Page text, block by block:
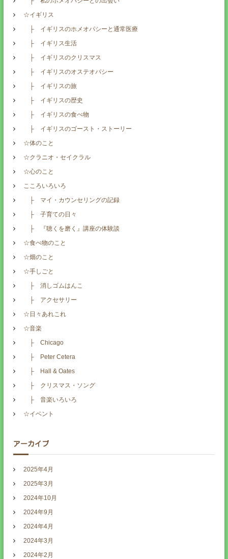
☆イギリス
├ イギリスのホメオパシーと通常医療
├ イギリス生活
├ イギリスのクリスマス
├ イギリスのオステオパシー
├ イギリスの旅
├ イギリスの歴史
├ イギリスの食べ物
├ イギリスのゴースト・ストーリー
☆体のこと
☆クラニオ・セイクラル
☆心のこと
こころいろいろ
├ マイ・カウンセリングの記録
├ 子育ての日々
├ 『聴くを磨く』講座の体験談
☆食べ物のこと
☆畑のこと
☆手しごと
├ 消しゴムはんこ
├ アクセサリー
☆日々あれこれ
☆音楽
├ Chicago
├ Peter Cetera
├ Hall & Oates
├ クリスマス・ソング
├ 音楽いろいろ
☆イベント
アーカイブ
2025年4月
2025年3月
2024年10月
2024年9月
2024年4月
2024年3月
2024年2月